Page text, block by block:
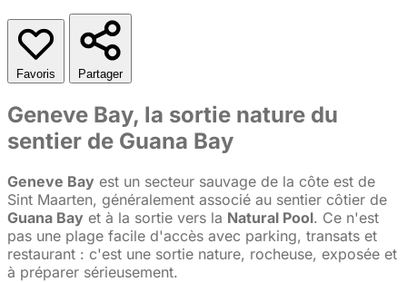
Favoris Partager
Geneve Bay, la sortie nature du
sentier de Guana Bay
Geneve Bay est un secteur sauvage de la côte est de
Sint Maarten, généralement associé au sentier côtier de
Guana Bay et à la sortie vers la Natural Pool. Ce n'est
pas une plage facile d'accès avec parking, transats et
restaurant : c'est une sortie nature, rocheuse, exposée et
à préparer sérieusement.